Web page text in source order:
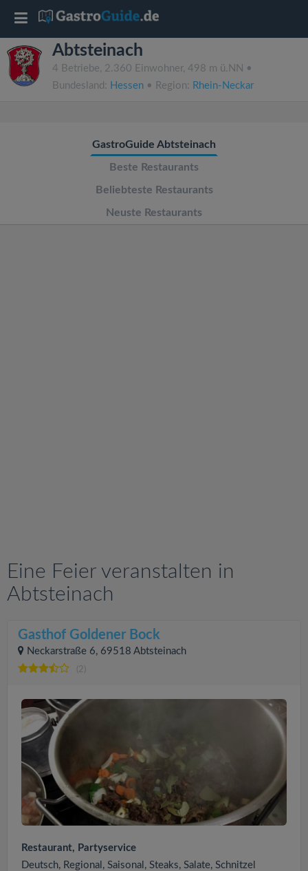
Abtsteinach
4 Betriebe, 2.360 Einwohner, 498 m ü.NN •
Bundesland: Hessen • Region: Rhein-Neckar
GastroGuide Abtsteinach
Beste Restaurants
Beliebteste Restaurants
Neuste Restaurants
Eine Feier veranstalten in
Abtsteinach
Gasthof Goldener Bock
Neckarstraße 6, 69518 Abtsteinach
(2)
Restaurant, Partyservice
Deutsch, Regional, Saisonal, Steaks, Salate, Schnitzel
T
o